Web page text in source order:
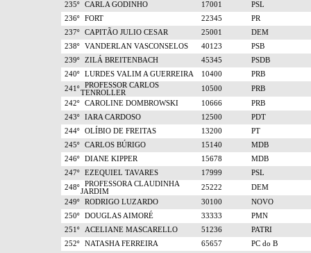
235º
CARLA GODINHO 17001
PSL
236º
FORT 22345
PR
237º
CAPITÃO JULIO CESAR 25001
DEM
238º
VANDERLAN VASCONSELOS 40123
PSB
239º
ZILÁ BREITENBACH 45345
PSDB
240º
LURDES VALIM A GUERREIRA 10400
PRB
241º
PROFESSOR CARLOS
TENROLLER
10500
PRB
242º
CAROLINE DOMBROWSKI 10666
PRB
243º
IARA CARDOSO 12500
PDT
244º
OLÍBIO DE FREITAS 13200
PT
245º
CARLOS BÚRIGO 15140
MDB
246º
DIANE KIPPER 15678
MDB
247º
EZEQUIEL TAVARES 17999
PSL
248º
PROFESSORA CLAUDINHA
JARDIM
25222
DEM
249º
RODRIGO LUZARDO 30100
NOVO
250º
DOUGLAS AIMORÉ 33333
PMN
251º
ACELIANE MASCARELLO 51236
PATRI
252º
NATASHA FERREIRA 65657
PC do B